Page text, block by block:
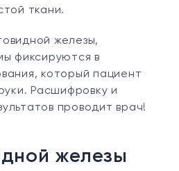
ткани.
железы,
фиксируются в
который пациент
Расшифровку и
проводит врач!
железы